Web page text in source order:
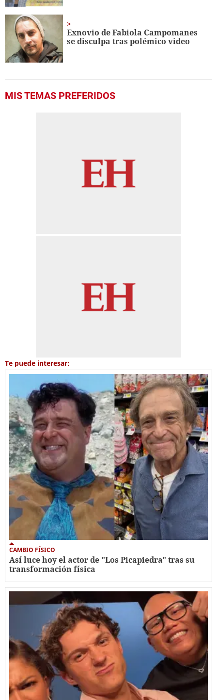
Exnovio de Fabiola Campomanes
se disculpa tras polémico video
MIS TEMAS PREFERIDOS
Te puede interesar:
CAMBIO FÍSICO
Así luce hoy el actor de "Los Picapiedra" tras su
transformación física